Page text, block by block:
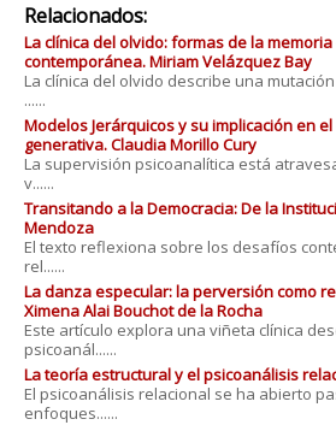
Relacionados:
La clínica del olvido: formas de la
contemporánea. Miriam Velázquez Bay
La clínica del olvido describe una
......
Modelos Jerárquicos y su implicación en
generativa. Claudia Morillo Cury
La supervisión psicoanalítica está
v......
Transitando a la Democracia: De la
Mendoza
El texto reflexiona sobre los desafíos
rel......
La danza especular: la perversión como
Ximena Alai Bouchot de la Rocha
Este artículo explora una viñeta clínica
psicoanál......
La teoría estructural y el psicoanálisis
El psicoanálisis relacional se ha abierto
enfoques......